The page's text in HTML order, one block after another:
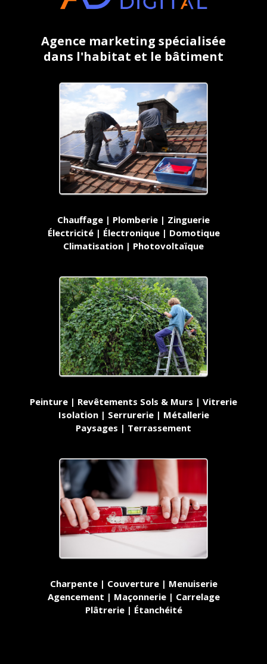
Agence marketing spécialisée
dans l'habitat et le bâtiment
Chauffage | Plomberie | Zinguerie
Électricité | Électronique | Domotique
Climatisation | Photovoltaïque
Peinture | Revêtements Sols & Murs | Vitrerie
Isolation | Serrurerie | Métallerie
Paysages | Terrassement
Charpente | Couverture | Menuiserie
Agencement | Maçonnerie | Carrelage
Plâtrerie | Étanchéité